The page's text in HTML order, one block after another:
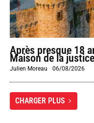
Après presque 18
Maison de la
Julien Moreau -06/08/2026
CHARGER PLUS